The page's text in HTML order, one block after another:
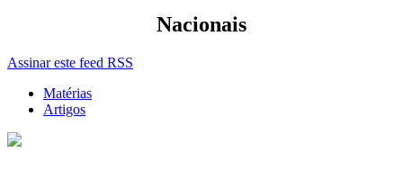
Nacionais
Assinar este feed RSS
Matérias
Artigos